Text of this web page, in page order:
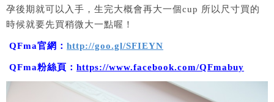
孕後期就可以入手，生完大概會再大一個cup 所以尺寸買的
時候就要先買稍微大一點喔！
QFma官網： http://goo.gl/SFIEYN
QFma粉絲頁： https://www.facebook.com/QFmabuy